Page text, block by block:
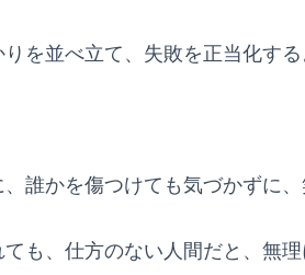
を並べ立て、失敗を正当化する
誰かを傷つけても気づかずに、
も、仕方のない人間だと、無理